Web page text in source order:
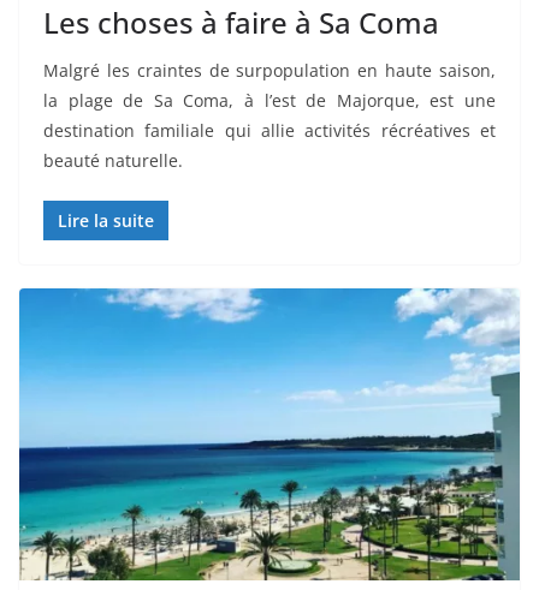
Les choses à faire à Sa Coma
Malgré les craintes de surpopulation en haute saison,
la plage de Sa Coma, à l’est de Majorque, est une
destination familiale qui allie activités récréatives et
beauté naturelle.
Lire la suite